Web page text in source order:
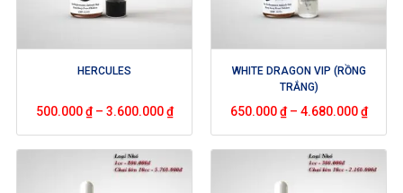
HERCULES
500.000₫– 3.600.000₫
WHITE DRAGON VIP (RỒNG
TRẮNG)
650.000₫– 4.680.000₫